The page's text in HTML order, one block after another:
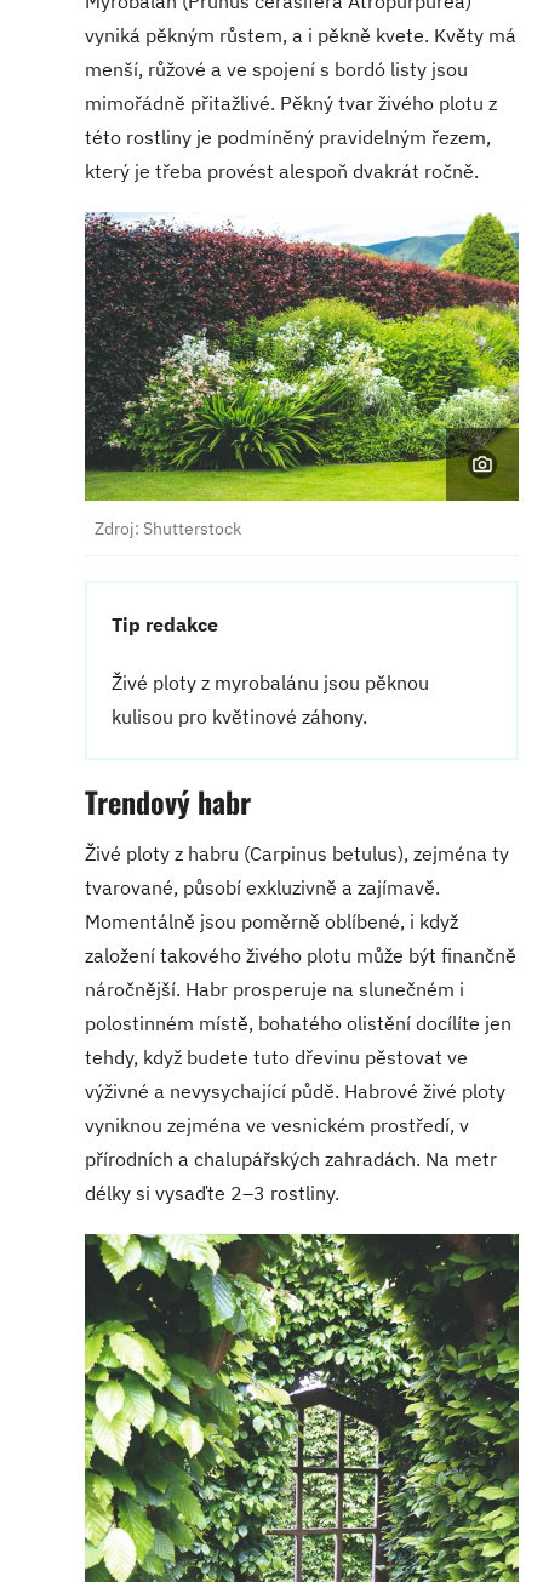
vyniká pěkným růstem, a i pěkně kvete. Květy má
menší, růžové a ve spojení s bordó listy jsou
mimořádně přitažlivé. Pěkný tvar živého plotu z
této rostliny je podmíněný pravidelným řezem,
který je třeba provést alespoň dvakrát ročně.
Zdroj: Shutterstock
Tip redakce
Živé ploty z myrobalánu jsou pěknou
kulisou pro květinové záhony.
Trendový habr
Živé ploty z habru (Carpinus betulus), zejména ty
tvarované, působí exkluzivně a zajímavě.
Momentálně jsou poměrně oblíbené, i když
založení takového živého plotu může být finančně
náročnější. Habr prosperuje na slunečném i
polostinném místě, bohatého olistění docílíte jen
tehdy, když budete tuto dřevinu pěstovat ve
výživné a nevysychající půdě. Habrové živé ploty
vyniknou zejména ve vesnickém prostředí, v
přírodních a chalupářských zahradách. Na metr
délky si vysaďte 2–3 rostliny.